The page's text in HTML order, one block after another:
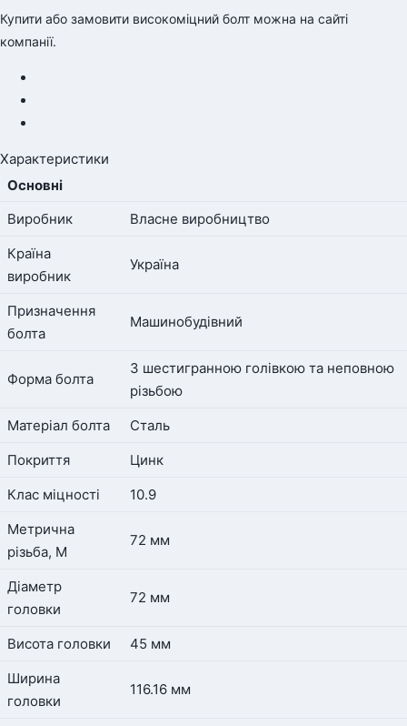
Купити або замовити високоміцний болт можна на сайті
компанії.
Характеристики
Основні
Виробник
Власне виробництво
Країна
виробник
Україна
Призначення
болта
Машинобудівний
Форма болта
З шестигранною голівкою та неповною
різьбою
Матеріал болта
Сталь
Покриття
Цинк
Клас міцності
10.9
Метрична
різьба, М
72 мм
Діаметр
головки
72 мм
Висота головки
45 мм
Ширина
головки
116.16 мм